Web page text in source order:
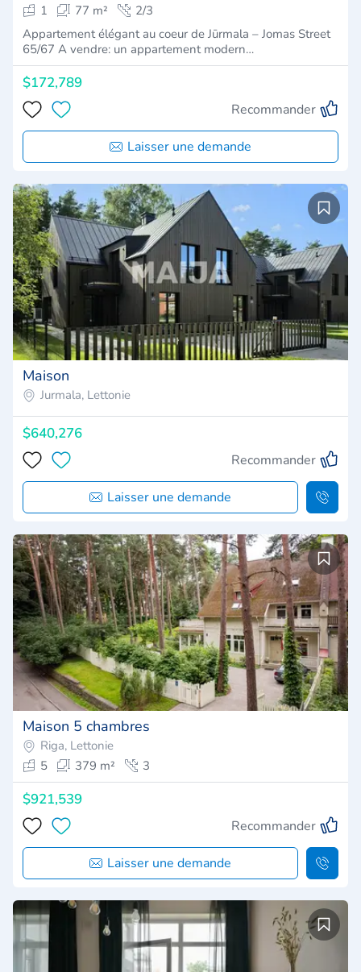
1 77 m²
2/3
Appartement élégant au coeur de Jūrmala – Jomas Street
65/67 A vendre: un appartement modern…
$172,789
Recommander
Laisser une demande
Maison
Jurmala, Lettonie
$640,276
Recommander
Laisser une demande
Maison 5 chambres
Riga, Lettonie
5
379 m² 3
$921,539
Recommander
Laisser une demande